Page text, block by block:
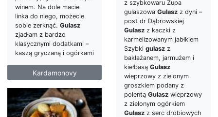
winem. Na dole macie
linka do niego, możecie
sobie zerknąć. Gulasz
zjadłam z bardzo
klasycznymi dodatkami –
kaszą gryczaną i ogórkami
Kardamonovy
z szybkowaru Zupa
gulaszowa Gulasz z dyni –
post dr Dąbrowskiej
Gulasz z kaczki z
karmelizowanym jabłkiem
Szybki gulasz z
bakłażanem, jarmużem i
kiełbasą Gulasz
wieprzowy z zielonym
groszkiem podany z
polentą Gulasz wieprzowy
z zielonym ogórkiem
Gulasz z serc drobiowych